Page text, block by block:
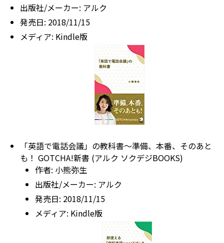
出版社/メーカー: アルク
発売日: 2018/11/15
メディア: Kindle版
「英語で電話会議」の教科書～準備、本番、そのあと
も！ GOTCHA!新書 (アルク ソクデジBOOKS)
作者: 小熊弥生
出版社/メーカー: アルク
発売日: 2018/11/15
メディア: Kindle版